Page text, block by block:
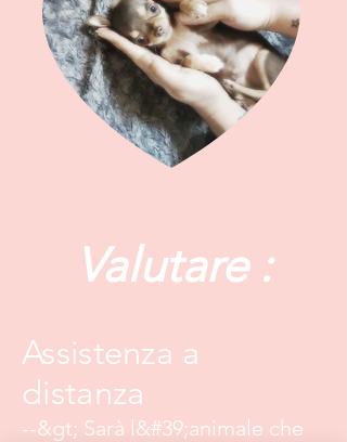
Valutare :
Assistenza a
distanza
--&gt; Sarà l&#39;animale che